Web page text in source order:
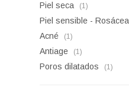
Piel seca (1)
Piel sensible - Rosácea
Acné (1)
Antiage (1)
Poros dilatados (1)